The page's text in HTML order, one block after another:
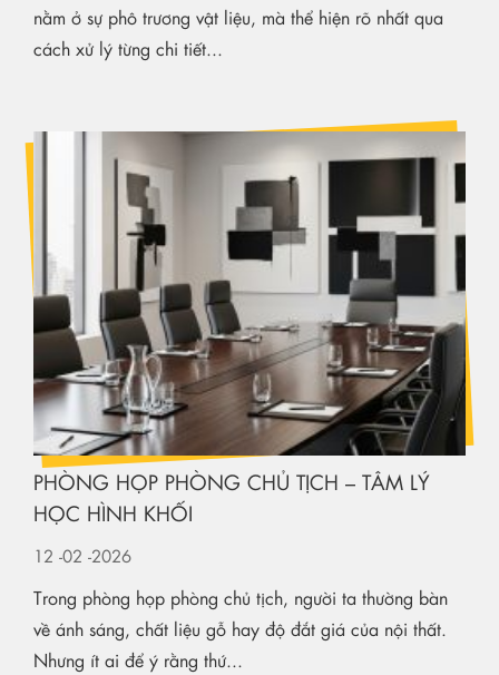
nằm ở sự phô trương vật liệu, mà thể hiện rõ nhất qua
cách xử lý từng chi tiết...
PHÒNG HỌP PHÒNG CHỦ TỊCH – TÂM LÝ
HỌC HÌNH KHỐI
12 -02 -2026
Trong phòng họp phòng chủ tịch, người ta thường bàn
về ánh sáng, chất liệu gỗ hay độ đắt giá của nội thất.
Nhưng ít ai để ý rằng thứ...